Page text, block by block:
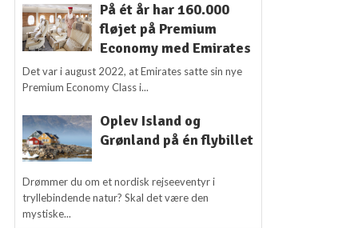
På ét år har 160.000
fløjet på Premium
Economy med Emirates
Det var i august 2022, at Emirates satte sin nye
Premium Economy Class i...
Oplev Island og
Grønland på én flybillet
Drømmer du om et nordisk rejseeventyr i
tryllebindende natur? Skal det være den
mystiske...